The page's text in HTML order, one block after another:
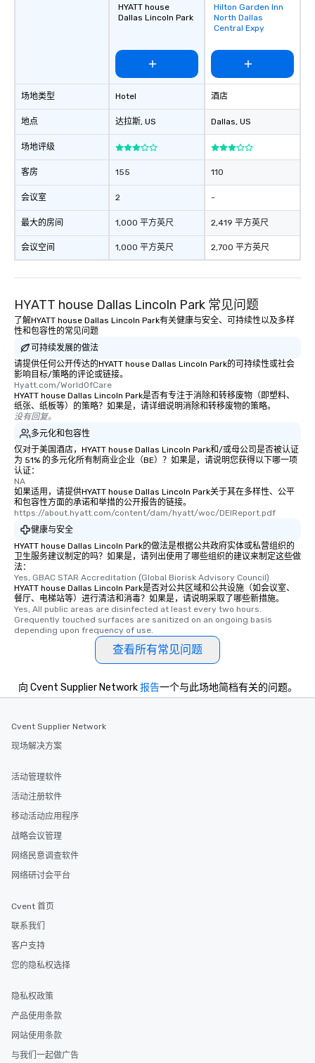
场地类型
地点
场地评级
客房
会议室
最大的房间
会议空间
HYATT house
Dallas Lincoln Park
Hotel
达拉斯, US
155
2
1,000 平方英尺
1,000 平方英尺
Removed from
favorites
Hilton Garden Inn
North Dallas
Central Expy
酒店
Dallas, US
110
-
2,419 平方英尺
2,700 平方英尺
HYATT house Dallas Lincoln Park 常见问题
了解HYATT house Dallas Lincoln Park有关健康与安全、可持续性以及多样
性和包容性的常见问题
可持续发展的做法
请提供任何公开传达的HYATT house Dallas Lincoln Park的可持续性或社会
影响目标/策略的评论或链接。
Hyatt.com/WorldOfCare
HYATT house Dallas Lincoln Park是否有专注于消除和转移废物（即塑料、
纸张、纸板等）的策略？如果是，请详细说明消除和转移废物的策略。
没有回复。
多元化和包容性
仅对于美国酒店，HYATT house Dallas Lincoln Park和/或母公司是否被认证
为 51% 的多元化所有制商业企业（BE）？如果是，请说明您获得以下哪一项
认证：
NA
如果适用，请提供HYATT house Dallas Lincoln Park关于其在多样性、公平
和包容性方面的承诺和举措的公开报告的链接。
https://about.hyatt.com/content/dam/hyatt/woc/DEIReport.pdf
健康与安全
HYATT house Dallas Lincoln Park的做法是根据公共政府实体或私营组织的
卫生服务建议制定的吗？如果是，请列出使用了哪些组织的建议来制定这些做
法：
Yes, GBAC STAR Accreditation (Global Biorisk Advisory Council)
HYATT house Dallas Lincoln Park是否对公共区域和公共设施（如会议室、
餐厅、电梯站等）进行清洁和消毒？如果是，请说明采取了哪些新措施。
Yes, All public areas are disinfected at least every two hours.
Grequently touched surfaces are sanitized on an ongoing basis
depending upon frequency of use.
查看所有常见问题
向 Cvent Supplier Network报告一个与此场地简档有关的问题。
Cvent Supplier Network
现场解决方案
活动管理软件
活动注册软件
移动活动应用程序
战略会议管理
网络民意调查软件
网络研讨会平台
Cvent 首页
联系我们
客户支持
您的隐私权选择
隐私权政策
产品使用条款
网站使用条款
与我们一起做广告